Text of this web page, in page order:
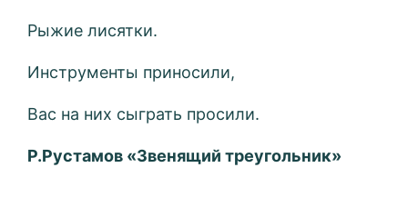
Рыжие лисятки.
Инструменты приносили,
Вас на них сыграть просили.
Р.Рустамов «Звенящий треугольник»